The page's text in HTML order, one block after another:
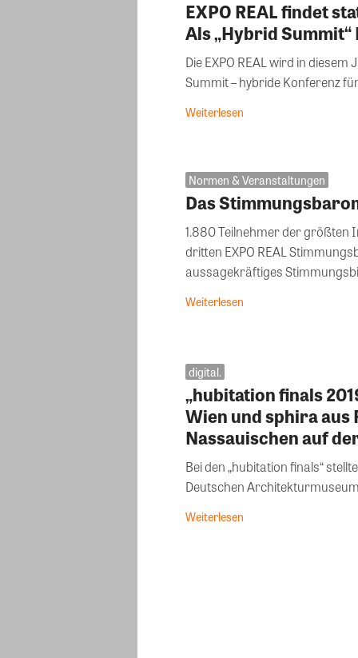
EXPO REAL findet
Als „Hybrid
Die EXPO REAL wird in diesem
Summit – hybride Konferenz
Weiterlesen
Normen & Veranstaltungen
Das
1.880 Teilnehmer der größten
dritten EXPO REAL
aussagekräftiges
Weiterlesen
digital.
„hubitation finals
Wien und sphira
Nassauischen auf
Bei den „hubitation finals“
Deutschen
Weiterlesen